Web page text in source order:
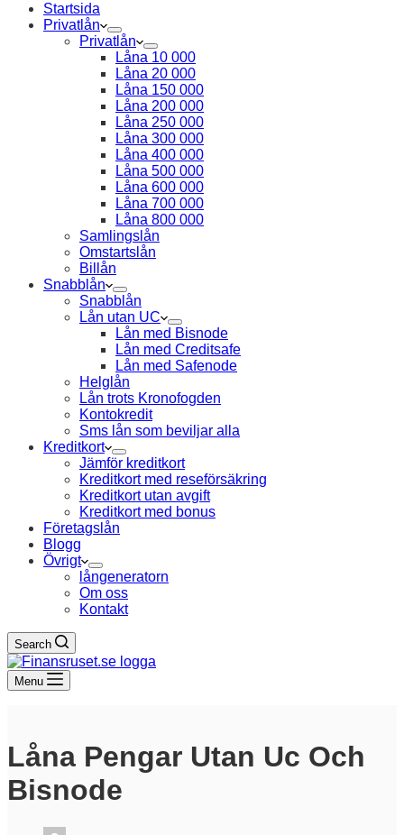
Startsida
Privatlån
Privatlån
Låna 10 000
Låna 20 000
Låna 150 000
Låna 200 000
Låna 250 000
Låna 300 000
Låna 400 000
Låna 500 000
Låna 600 000
Låna 700 000
Låna 800 000
Samlingslån
Omstartslån
Billån
Snabblån
Snabblån
Lån utan UC
Lån med Bisnode
Lån med Creditsafe
Lån med Safenode
Helglån
Lån trots Kronofogden
Kontokredit
Sms lån som beviljar alla
Kreditkort
Jämför kreditkort
Kreditkort med reseförsäkring
Kreditkort utan avgift
Kreditkort med bonus
Företagslån
Blogg
Övrigt
långeneratorn
Om oss
Kontakt
Search
Menu
Låna Pengar Utan Uc Och
Bisnode